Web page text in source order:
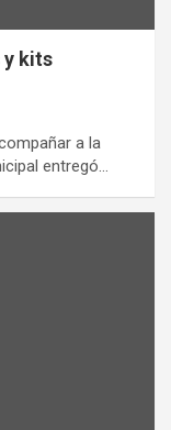
y kits
a la
entregó…